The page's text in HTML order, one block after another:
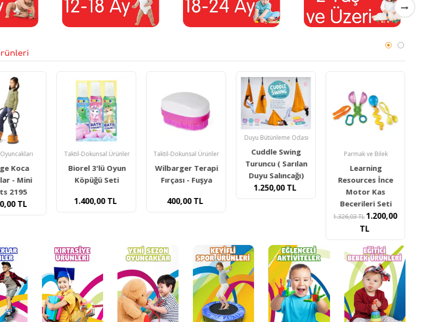
Koca
- Mini
2195
TL
Taktil-Dokunsal Ürünler
Biorel 3'lü Oyun
Köpüğü Seti
1.400,00TL
Taktil-Dokunsal Ürünler
Wilbarger Terapi
Fırçası - Fuşya
400,00TL
Duyu Bütünleme Odası
Cuddle Swing
Turuncu ( Sarılan
Duyu Salıncağı)
1.250,00TL
Parmak ve Bilek
Learning
Resources İnce
Motor Kas
Becerileri Seti
1.326,03TL1.200,00
TL